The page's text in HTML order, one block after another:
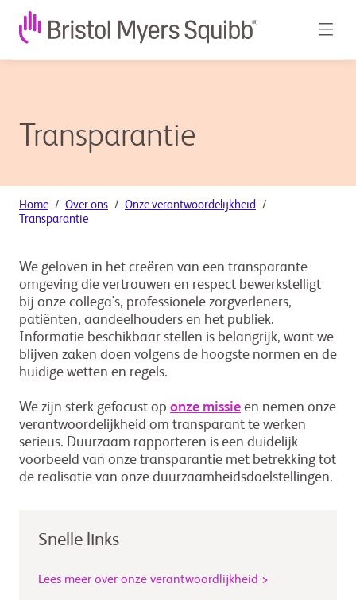
Transparantie
Home Over ons
Onze verantwoordelijkheid
Transparantie
We geloven in het creëren van een transparante
omgeving die vertrouwen en respect bewerkstelligt
bij onze collega's, professionele zorgverleners,
patiënten, aandeelhouders en het publiek.
Informatie beschikbaar stellen is belangrijk, want we
blijven zaken doen volgens de hoogste normen en de
huidige wetten en regels.
We zijn sterk gefocust op onze missie en nemen onze
verantwoordelijkheid om transparant te werken
serieus. Duurzaam rapporteren is een duidelijk
voorbeeld van onze transparantie met betrekking tot
de realisatie van onze duurzaamheidsdoelstellingen.
Snelle links
Lees meer over onze verantwoordlijkheid >